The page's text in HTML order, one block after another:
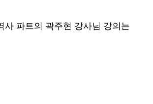
파트의 곽주현 강사님 강의는